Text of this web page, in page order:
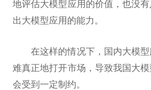
地评估大模型应用的价值，也没
出大模型应用的能力。
在这样的情况下，国内大模
难真正地打开市场，导致我国大
会受到一定制约。